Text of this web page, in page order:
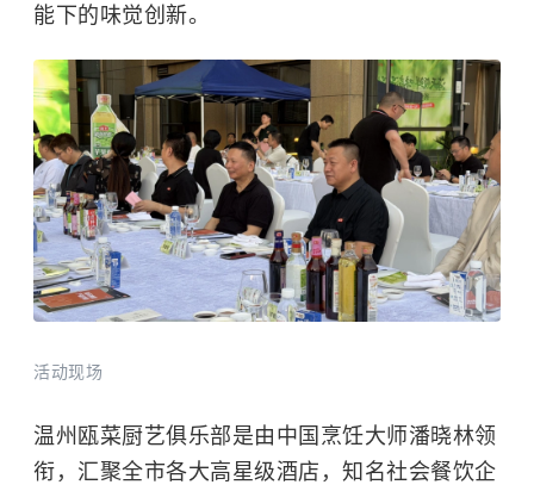
能下的味觉创新。
活动现场
温州瓯菜厨艺俱乐部是由中国烹饪大师潘晓林领
衔，汇聚全市各大高星级酒店，知名社会餐饮企